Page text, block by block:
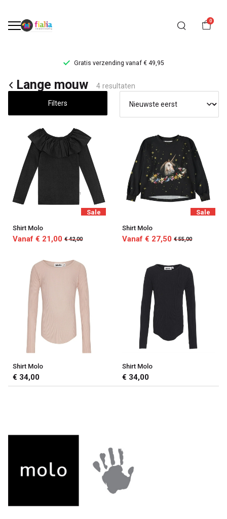
0
Gratis verzending vanaf € 49,95
Lange
mouw
FiaLia
Kinderkleding
Lange mouw 4 resultaten
Filters
Sale
Shirt Molo
Vanaf € 21,00 € 42,00
Sale
Shirt Molo
Vanaf € 27,50 € 55,00
Shirt Molo
€ 34,00
Shirt Molo
€ 34,00